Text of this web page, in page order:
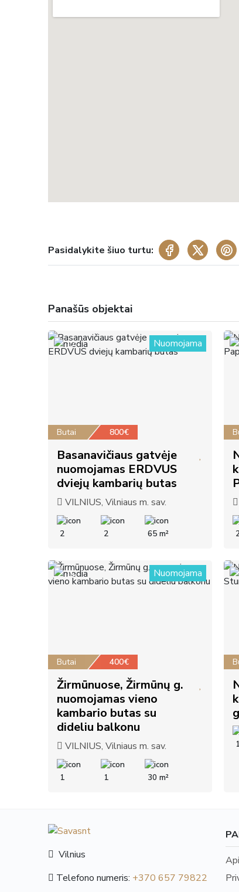
Pasidalykite šiuo turtu:
Panašūs objektai
17 Nuomojama
Butai 800€
Basanavičiaus gatvėje
nuomojamas ERDVUS
dviejų kambarių butas
VILNIUS, Vilniaus m. sav.
2 2 65 m²
15 Nuomojama
Butai 400€
Žirmūnuose, Žirmūnų g.
nuomojamas vieno
kambario butas su
dideliu balkonu
VILNIUS, Vilniaus m. sav.
1 1 30 m²
Vilnius
Telefono numeris: +370 657 79822